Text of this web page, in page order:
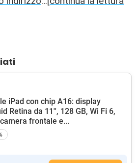
iPad con chip A16: display
Retina da 11'', 128 GB, Wi Fi 6,
frontale e...